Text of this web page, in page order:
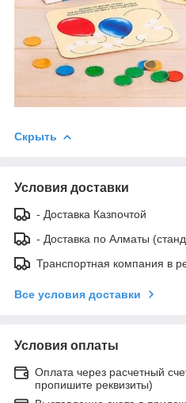
Скрыть
Условия доставки
- Доставка Казпочтой
- Доставка по Алматы
Транспортная компания в
Все условия доставки
Условия оплаты
Оплата через расчетный
пропишите реквизиты)